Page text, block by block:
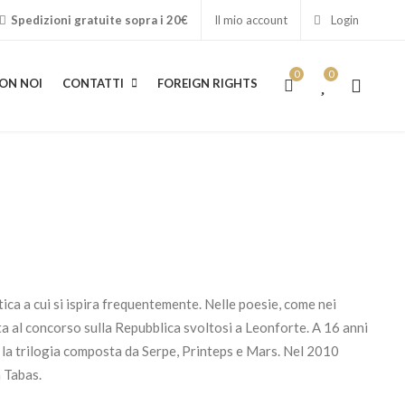
Spedizioni gratuite sopra i 20€ Il mio account Login
NOI CONTATTI FOREIGN RIGHTS
0 0
a cui si ispira frequentemente. Nelle poesie, come nei
al concorso sulla Repubblica svoltosi a Leonforte. A 16 anni
trilogia composta da Serpe, Printeps e Mars. Nel 2010